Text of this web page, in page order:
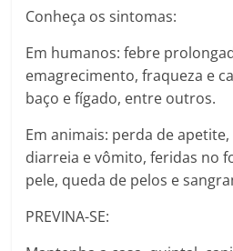
Conheça os sintomas:
Em humanos: febre
emagrecimento, fraqueza e
baço e fígado, entre outros.
Em animais: perda de
diarreia e vômito, feridas no
pele, queda de pelos e
PREVINA-SE: